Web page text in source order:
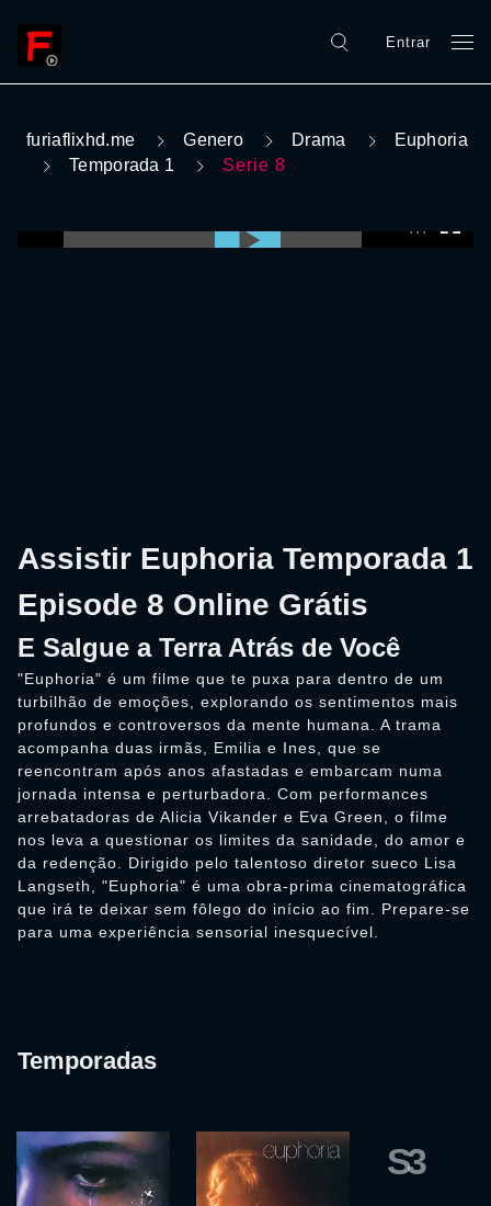
Entrar
furiaflixhd.me Genero Drama
Euphoria
Temporada 1
Serie 8
Assistir Euphoria Temporada 1
Episode 8 Online Grátis
E Salgue a Terra Atrás de Você
"Euphoria" é um filme que te puxa para dentro de um
turbilhão de emoções, explorando os sentimentos mais
profundos e controversos da mente humana. A trama
acompanha duas irmãs, Emilia e Ines, que se
reencontram após anos afastadas e embarcam numa
jornada intensa e perturbadora. Com performances
arrebatadoras de Alicia Vikander e Eva Green, o filme
nos leva a questionar os limites da sanidade, do amor e
da redenção. Dirigido pelo talentoso diretor sueco Lisa
Langseth, "Euphoria" é uma obra-prima cinematográfica
que irá te deixar sem fôlego do início ao fim. Prepare-se
para uma experiência sensorial inesquecível.
Temporadas
S3